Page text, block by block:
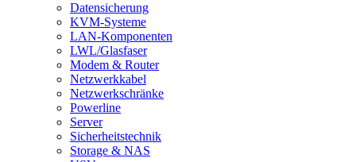
Datensicherung
KVM-Systeme
LAN-Komponenten
LWL/Glasfaser
Modem & Router
Netzwerkkabel
Netzwerkschränke
Powerline
Server
Sicherheitstechnik
Storage & NAS